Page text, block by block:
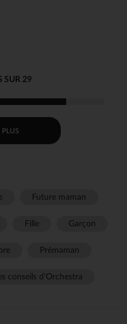
SUR 29
PLUS
Future maman
Fille Garçon
Prémaman
conseils d'Orchestra